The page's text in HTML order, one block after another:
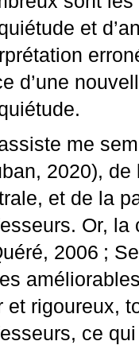
et
d’une
me
2020), de
et de la
Or,
2006 ;
et rigoureux,
ce